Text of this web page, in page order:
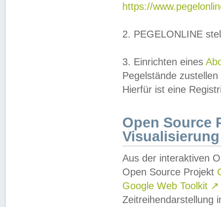
https://
2. PEGELONLINE
3. Einrichten eines
Pegelstände
Hierfür ist eine
Open Source
Visualisierung
Aus der interaktiven
Open Source Projekt
Google Web Toolkit ↗
Zeitreihendarstellung